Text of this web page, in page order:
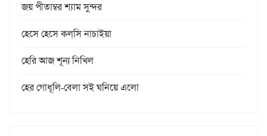
জয় পীতাম্বর শ্যাম সুন্দর
হেসে হেসে কল্‌সি নাচাইয়া
হেরি আজ শূন্য নিখিল
হের গোধূলি-বেলা সই ঘনিয়ে এলো